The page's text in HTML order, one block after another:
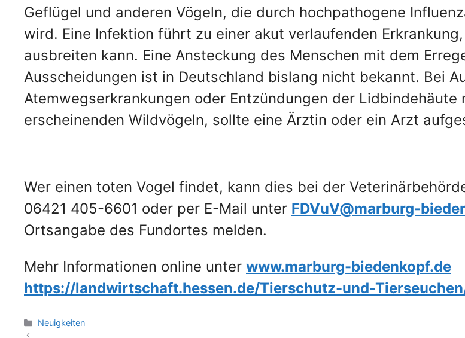
Geflügel und anderen Vögeln, die durch hochpathogene
wird. Eine Infektion führt zu einer akut verlaufenden
ausbreiten kann. Eine Ansteckung des Menschen mit dem
Ausscheidungen ist in Deutschland bislang nicht bekannt. Bei
Atemwegserkrankungen oder Entzündungen der
erscheinenden Wildvögeln, sollte eine Ärztin oder ein Arzt
Wer einen toten Vogel findet, kann dies bei der
06421 405-6601 oder per E-Mail unter FDVuV@marburg-
Ortsangabe des Fundortes melden.
Mehr Informationen online unter www.marburg-biedenkopf.de
https://landwirtschaft.hessen.de/Tierschutz-und-
Kategorien
Neuigkeiten